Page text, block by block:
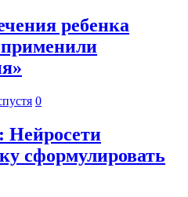
ребенка
0
Нейросети
сформулировать